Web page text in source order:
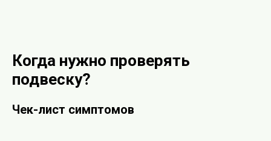
Когда нужно проверять
подвеску?
Чек-лист симптомов